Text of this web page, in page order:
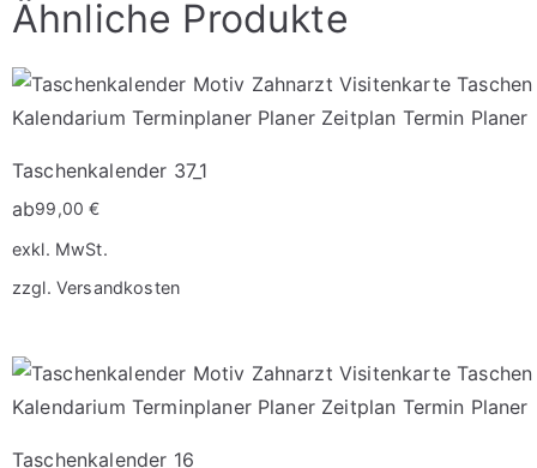
Ähnliche Produkte
Taschenkalender 37_1
ab99,00€
exkl. MwSt.
zzgl. Versandkosten
Produkt
Varianten
Taschenkalender 16